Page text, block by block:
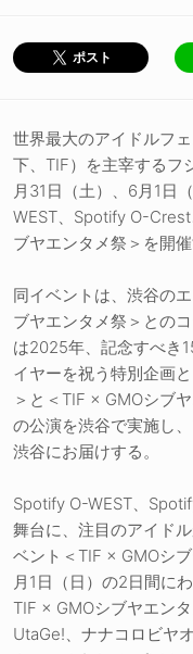
ポスト
世界最大のアイドルフ
下、TIF）を主宰するフ
月31日（土）、6月1日
WEST、Spotify O-
ブヤエンタメ祭＞を開催
同イベントは、渋谷の
ブヤエンタメ祭＞との
は2025年、記念すべき
イヤーを祝う特別企画
＞と＜TIF × GMOシブ
の公演を渋谷で実施し
渋谷にお届けする。
Spotify O-WEST、
舞台に、注目のアイド
ベント＜TIF × GMOシ
月1日（日）の2日間に
TIF × GMOシブヤエン
UtaGe!、ナナコロビヤ